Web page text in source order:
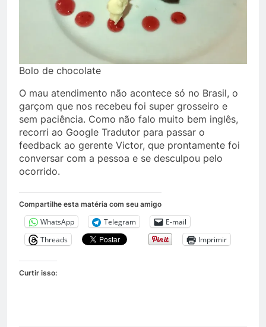
Bolo de chocolate
O mau atendimento não acontece só no Brasil, o
garçom que nos recebeu foi super grosseiro e
sem paciência. Como não falo muito bem inglês,
recorri ao Google Tradutor para passar o
feedback ao gerente Victor, que prontamente foi
conversar com a pessoa e se desculpou pelo
ocorrido.
Compartilhe esta matéria com seu amigo
WhatsApp Telegram
E-mail
Threads
Imprimir
Curtir isso: